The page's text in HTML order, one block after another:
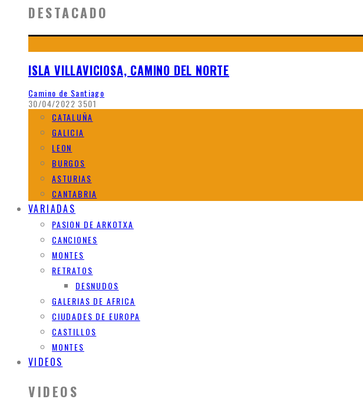
DESTACADO
ISLA VILLAVICIOSA, CAMINO DEL NORTE
Camino de Santiago
30/04/2022 3501
CATALUÑA
GALICIA
LEON
BURGOS
ASTURIAS
CANTABRIA
VARIADAS
PASION DE ARKOTXA
CANCIONES
MONTES
RETRATOS
DESNUDOS
GALERIAS DE AFRICA
CIUDADES DE EUROPA
CASTILLOS
MONTES
VIDEOS
VIDEOS